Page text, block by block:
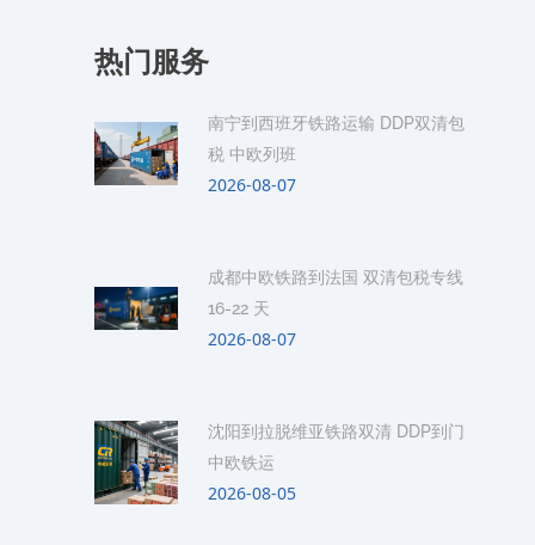
热门服务
南宁到西班牙铁路运输 DDP双清包
税 中欧列班
2026-08-07
成都中欧铁路到法国 双清包税专线
16-22 天
2026-08-07
沈阳到拉脱维亚铁路双清 DDP到门
中欧铁运
2026-08-05